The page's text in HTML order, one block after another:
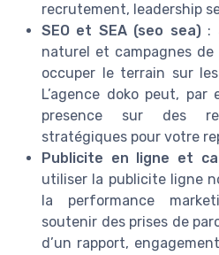
recrutement, leadership
SEO et SEA (seo sea):
naturel et campagnes
occuper le terrain sur
L’agence doko peut, par
presence sur des
stratégiques pour votre
Publicite en ligne et
utiliser la publicite ligne
la performance
soutenir des prises de
d’un rapport,